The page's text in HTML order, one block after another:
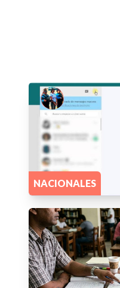
NACIONALES